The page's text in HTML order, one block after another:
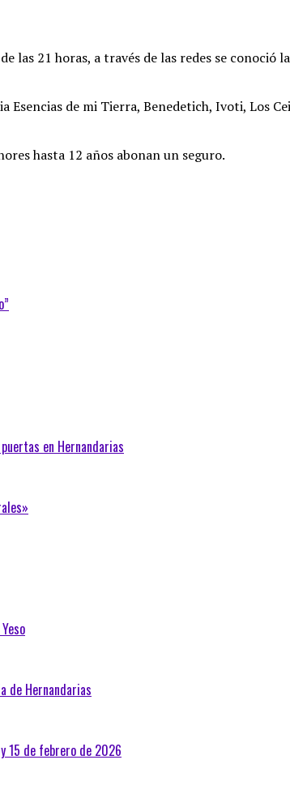
las 21 horas, a través de las redes se
de mi Tierra, Benedetich, Ivoti, Los
hasta 12 años abonan un seguro.
en Hernandarias
de Hernandarias
15 de febrero de 2026